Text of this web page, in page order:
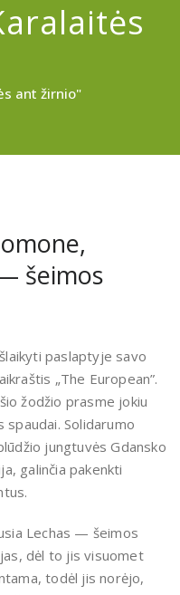
ant žirnio"
šeimos
paslaptyje savo
„The European”.
žodžio prasme jokiu
Solidarumo
jungtuvės Gdansko
galinčia pakenkti
Lechas — šeimos
dėl to jis visuomet
todėl jis norėjo,